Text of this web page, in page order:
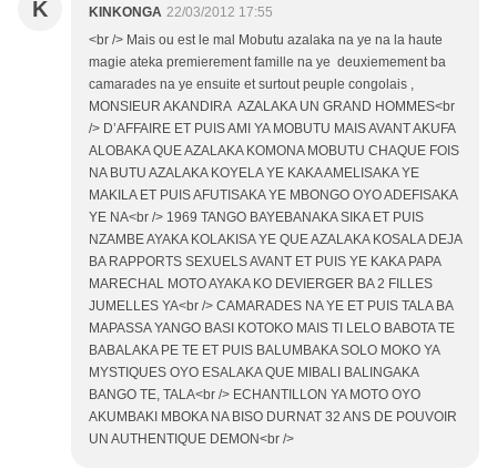
K KINKONGA 22/03/2012 17:55
<br /> Mais ou est le mal Mobutu azalaka na ye na la haute
magie ateka premierement famille na ye deuxiemement ba
camarades na ye ensuite et surtout peuple congolais ,
MONSIEUR AKANDIRA AZALAKA UN GRAND HOMMES<br
/> D’AFFAIRE ET PUIS AMI YA MOBUTU MAIS AVANT AKUFA
ALOBAKA QUE AZALAKA KOMONA MOBUTU CHAQUE FOIS
NA BUTU AZALAKA KOYELA YE KAKA AMELISAKA YE
MAKILA ET PUIS AFUTISAKA YE MBONGO OYO ADEFISAKA
YE NA<br /> 1969 TANGO BAYEBANAKA SIKA ET PUIS
NZAMBE AYAKA KOLAKISA YE QUE AZALAKA KOSALA DEJA
BA RAPPORTS SEXUELS AVANT ET PUIS YE KAKA PAPA
MARECHAL MOTO AYAKA KO DEVIERGER BA 2 FILLES
JUMELLES YA<br /> CAMARADES NA YE ET PUIS TALA BA
MAPASSA YANGO BASI KOTOKO MAIS TI LELO BABOTA TE
BABALAKA PE TE ET PUIS BALUMBAKA SOLO MOKO YA
MYSTIQUES OYO ESALAKA QUE MIBALI BALINGAKA
BANGO TE, TALA<br /> ECHANTILLON YA MOTO OYO
AKUMBAKI MBOKA NA BISO DURNAT 32 ANS DE POUVOIR
UN AUTHENTIQUE DEMON<br />